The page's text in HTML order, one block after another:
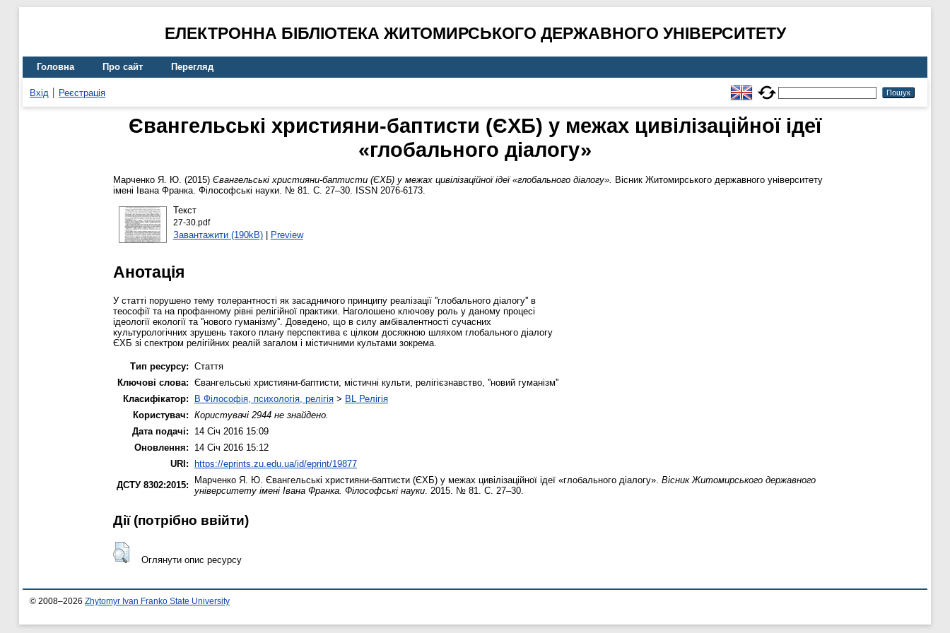
ЕЛЕКТРОННА БІБЛІОТЕКА ЖИТОМИРСЬКОГО ДЕРЖАВНОГО УНІВЕРСИТЕТУ
Головна Про сайт Перегляд
Вхід Реєстрація
Євангельські християни-баптисти (ЄХБ) у межах цивілізаційної ідеї
«глобального діалогу»
Марченко Я. Ю. (2015) Євангельські християни-баптисти (ЄХБ) у межах цивілізаційної ідеї «глобального діалогу». Вісник Житомирського державного університету
імені Івана Франка. Філософські науки. № 81. С. 27–30. ISSN 2076-6173.
Текст
27-30.pdf
Завантажити (190kB)| Preview
Анотація
У статті порушено тему толерантності як засадничого принципу реалізації ''глобального діалогу'' в
теософії та на профанному рівні релігійної практики. Наголошено ключову роль у даному процесі
ідеології екології та ''нового гуманізму''. Доведено, що в силу амбівалентності сучасних
культурологічних зрушень такого плану перспектива є цілком досяжною шляхом глобального діалогу
ЄХБ зі спектром релігійних реалій загалом і містичними культами зокрема.
Тип ресурсу: Стаття
Ключові слова: Євангельські християни-баптисти, містичні культи, релігієзнавство, ''новий гуманізм''
Класифікатор:
B Філософія, психологія, релігія > BL Релігія
Користувач: Користувачі 2944 не знайдено.
Дата подачі:
14 Січ 2016 15:09
Оновлення:
14 Січ 2016 15:12
URI: https://eprints.zu.edu.ua/id/eprint/19877
ДСТУ 8302:2015:
Марченко Я. Ю. Євангельські християни-баптисти (ЄХБ) у межах цивілізаційної ідеї «глобального діалогу». Вісник Житомирського державного
університету імені Івана Франка. Філософські науки . 2015. № 81. С. 27–30.
Дії ​​(потрібно ввійти)
Оглянути опис ресурсу
© 2008–2026 Zhytomyr Ivan Franko State University